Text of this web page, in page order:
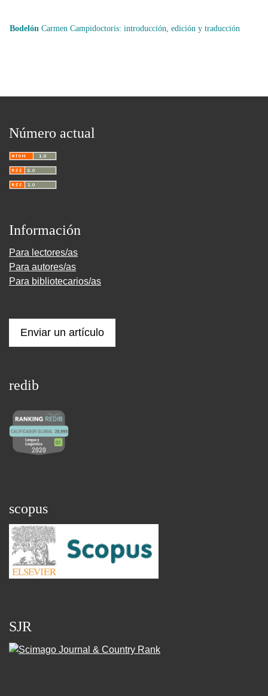
Bodelón Carmen Campidoctoris: introducción, edición y traducción
Número actual
Información
Para lectores/as
Para autores/as
Para bibliotecarios/as
Enviar un artículo
redib
scopus
SJR